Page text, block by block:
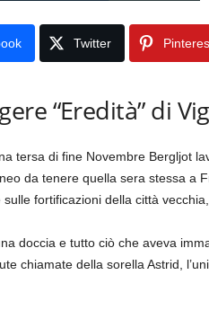
Twitter
“Eredità” di
tersa di fine Novembre Bergljot
da tenere quella sera stessa a
sulle fortificazioni della città
doccia e tutto ciò che aveva
chiamate della sorella Astrid,